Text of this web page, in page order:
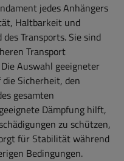
jedes Anhängers
Haltbarkeit und
Transports. Sie sind
Transport
Auswahl geeigneter
Sicherheit, den
gesamten
Dämpfung hilft,
zu schützen,
für Stabilität während
Bedingungen.